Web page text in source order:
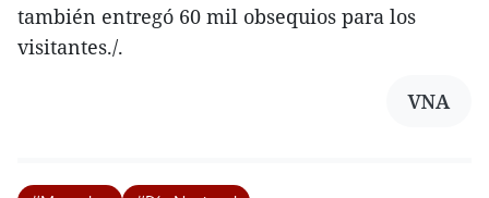
también entregó 60 mil obsequios para los
visitantes./.
VNA